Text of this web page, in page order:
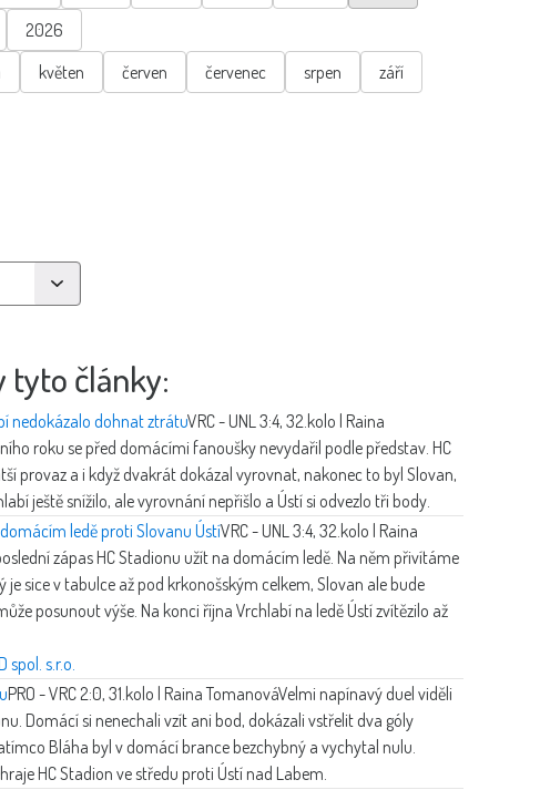
2026
květen červen červenec srpen
září
tyto články:
nedokázalo dohnat ztrátuVRC - UNL 3:4, 32.kolo | Raina
roku se před domácími fanoušky nevydařil podle představ. HC
provaz a i když dvakrát dokázal vyrovnat, nakonec to byl Slovan,
ještě snížilo, ale vyrovnání nepřišlo a Ústí si odvezlo tři body.
ledě proti Slovanu ÚstíVRC - UNL 3:4, 32.kolo | Raina
zápas HC Stadionu užít na domácím ledě. Na něm přivítáme
je sice v tabulce až pod krkonošským celkem, Slovan ale bude
posunout výše. Na konci října Vrchlabí na ledě Ústí zvítězilo až
spol. s.r.o.
PRO - VRC 2:0, 31.kolo | Raina TomanováVelmi napínavý duel viděli
Domácí si nenechali vzít ani bod, dokázali vstřelit dva góly
Bláha byl v domácí brance bezchybný a vychytal nulu.
HC Stadion ve středu proti Ústí nad Labem.